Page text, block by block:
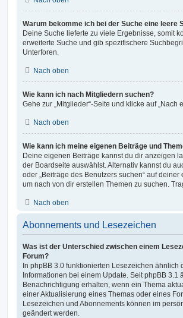
Warum bekomme ich bei der Suche eine leere
Deine Suche lieferte zu viele Ergebnisse, somit
erweiterte Suche und gib spezifischere
Unterforen.
Nach oben
Wie kann ich nach Mitgliedern suchen?
Gehe zur „Mitglieder“-Seite und klicke auf „Nach
Nach oben
Wie kann ich meine eigenen Beiträge und
Deine eigenen Beiträge kannst du dir anzeigen
der Boardseite auswählst. Alternativ kannst du
oder „Beiträge des Benutzers suchen“ auf
um nach von dir erstellen Themen zu suchen.
Nach oben
Abonnements und Lesezeichen
Was ist der Unterschied zwischen einem
Forum?
In phpBB 3.0 funktionierten Lesezeichen
Informationen bei einem Update. Seit phpBB
Benachrichtigung erhalten, wenn ein Thema
einer Aktualisierung eines Themas oder eines
Lesezeichen und Abonnements können im
geändert werden.